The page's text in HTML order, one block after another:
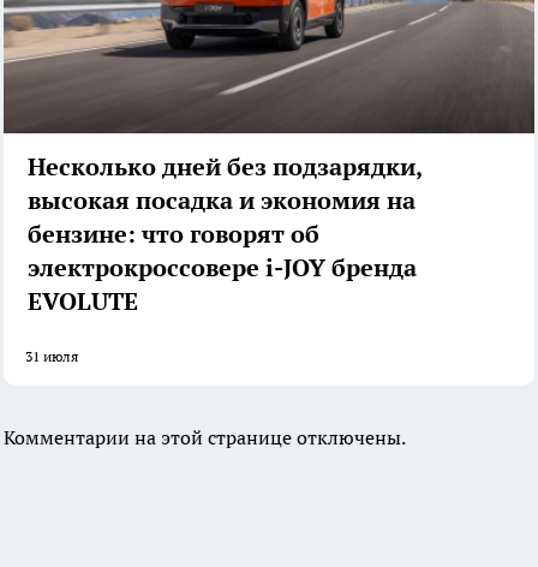
Несколько дней без подзарядки,
высокая посадка и экономия на
бензине: что говорят об
электрокроссовере i-JOY бренда
EVOLUTE
31 июля
Комментарии на этой странице отключены.